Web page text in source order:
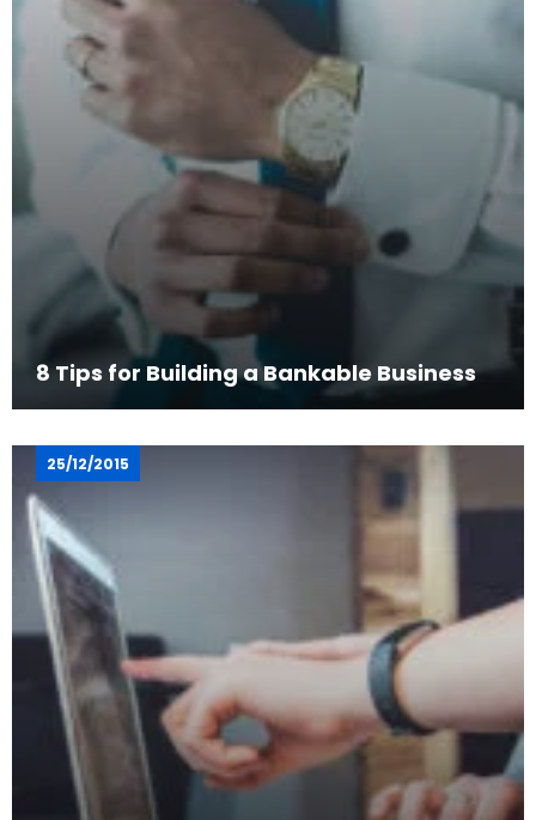
8 Tips for Building a Bankable Business
25/12/2015